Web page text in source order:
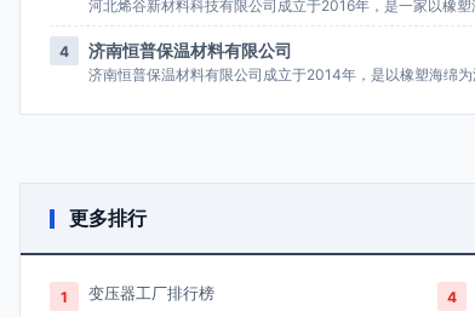
4 济南恒普保温材料有限公司
更多排行
1 变压器工厂排行榜 4